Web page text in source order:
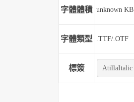
字體體積 unknown KB
字體類型 .TTF/.OTF
標簽 AtillaItalic